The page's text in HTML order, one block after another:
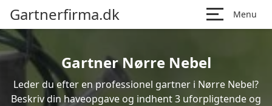
Gartnerfirma.dk Menu
Gartner Nørre Nebel
Leder du efter en professionel gartner i Nørre Nebel?
Beskriv din haveopgave og indhent 3 uforpligtende og